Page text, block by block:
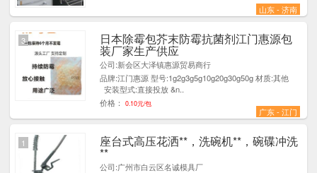
山东 - 济南
日本除霉包芥末防霉抗菌剂江门惠源包
装厂家生产供应
公司:新会区大泽镇惠源贸易商行
品牌:江门惠源 型号:1g2g3g5g10g20g30g50g 材质:其他
安装型式:直接投放 &n..
价格：
0.10元/包
广东 - 江门
3
座台式高压花洒**，洗碗机**，碗碟冲洗
**
公司:广州市白云区名诚模具厂
1